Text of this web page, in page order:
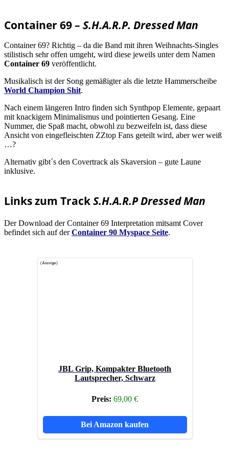
Container 69 – S.H.A.R.P. Dressed Man
Container 69? Richtig – da die Band mit ihren Weihnachts-Singles
stilistisch sehr offen umgeht, wird diese jeweils unter dem Namen
Container 69 veröffentlicht.
Musikalisch ist der Song gemäßigter als die letzte Hammerscheibe
World Champion Shit.
Nach einem längeren Intro finden sich Synthpop Elemente, gepaart
mit knackigem Minimalismus und pointierten Gesang. Eine
Nummer, die Spaß macht, obwohl zu bezweifeln ist, dass diese
Ansicht von eingefleischten ZZtop Fans geteilt wird, aber wer weiß
…?
Alternativ gibt´s den Covertrack als Skaversion – gute Laune
inklusive.
Links zum TrackS.H.A.R.P Dressed Man
Der Download der Container 69 Interpretation mitsamt Cover
befindet sich auf derContainer 90 Myspace Seite.
(Anzeige)
JBL Grip, Kompakter Bluetooth
Lautsprecher, Schwarz
Preis:69,00 €
Bei Amazon kaufen